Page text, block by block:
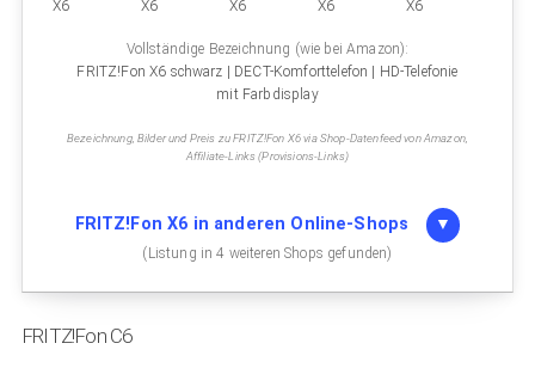
Vollständige Bezeichnung (wie bei Amazon):
FRITZ!Fon X6 schwarz | DECT-Komforttelefon | HD-Telefonie
mit Farbdisplay
Bezeichnung, Bilder und Preis zu FRITZ!Fon X6 via Shop-Datenfeed von Amazon,
Affiliate-Links (Provisions-Links)
FRITZ!Fon X6 in anderen Online-Shops
(Listung in 4 weiteren Shops gefunden)
FRITZ!Fon C6